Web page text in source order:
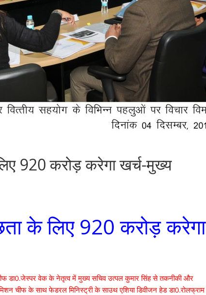
920 करोड़ करेगा खर्च-मुख्य
के लिए 920 करोड़ करेगा
चीफ डा0.जेस्पर वेक के नेतृत्व में मुख्य सचिव उत्पल कुमार सिंह से तकनीकी और
मिशन चीफ के साथ फेडरल मिनिस्ट्री के साउथ एशिया डिवीजन हेड डा0.रोलफ्राम